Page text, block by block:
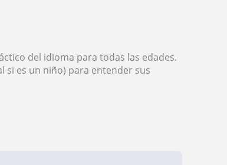
del idioma para todas las edades.
si es un niño) para entender sus